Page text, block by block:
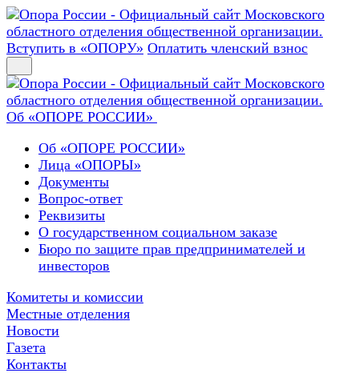
Вступить в «ОПОРУ» Оплатить членский взнос
Об «ОПОРЕ РОССИИ»
Об «ОПОРЕ РОССИИ»
Лица «ОПОРЫ»
Документы
Вопрос-ответ
Реквизиты
О государственном социальном заказе
Бюро по защите прав предпринимателей и
инвесторов
Комитеты и комиссии
Местные отделения
Новости
Газета
Контакты